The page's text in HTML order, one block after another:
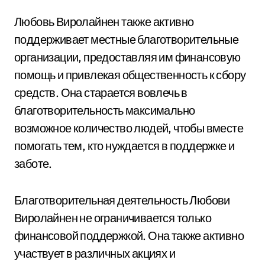
Любовь Виролайнен также активно
поддерживает местные благотворительные
организации, предоставляя им финансовую
помощь и привлекая общественность к сбору
средств. Она старается вовлечь в
благотворительность максимально
возможное количество людей, чтобы вместе
помогать тем, кто нуждается в поддержке и
заботе.
Благотворительная деятельность Любови
Виролайнен не ограничивается только
финансовой поддержкой. Она также активно
участвует в различных акциях и